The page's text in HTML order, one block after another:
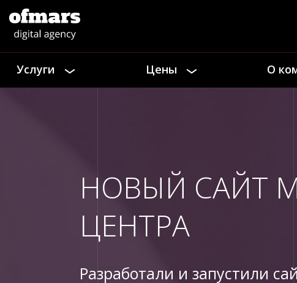
Услуги Цены О
НОВЫЙ САЙТ
ЦЕНТРА
Разработали и запустили